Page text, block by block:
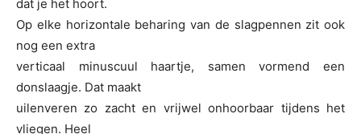
dat je het hoort.
Op elke horizontale beharing van de slagpennen zit ook
nog een extra
verticaal minuscuul haartje, samen vormend een
donslaagje. Dat maakt
uilenveren zo zacht en vrijwel onhoorbaar tijdens het
vliegen. Heel